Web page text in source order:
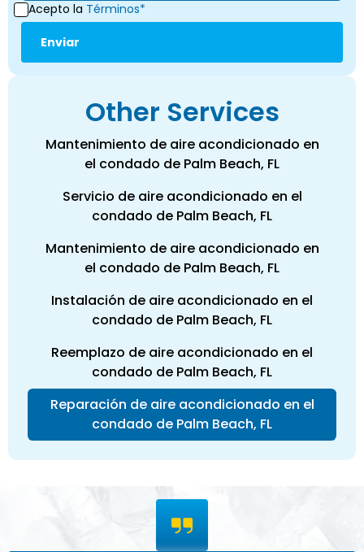
Acepto la Términos*
Other Services
Mantenimiento de aire acondicionado en
el condado de Palm Beach, FL
Servicio de aire acondicionado en el
condado de Palm Beach, FL
Mantenimiento de aire acondicionado en
el condado de Palm Beach, FL
Instalación de aire acondicionado en el
condado de Palm Beach, FL
Reemplazo de aire acondicionado en el
condado de Palm Beach, FL
Reparación de aire acondicionado en el
condado de Palm Beach, FL